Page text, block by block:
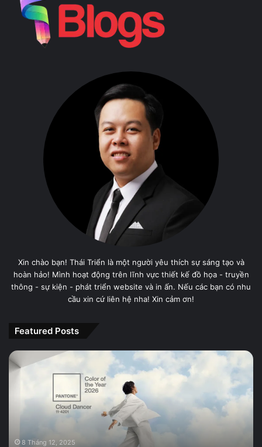
Xin chào bạn! Thái Triển là một người yêu thích sự sáng tạo và
hoàn hảo! Mình hoạt động trên lĩnh vực thiết kế đồ họa - truyền
thông - sự kiện - phát triển website và in ấn. Nếu các bạn có nhu
cầu xin cứ liên hệ nha! Xin cảm ơn!
Featured Posts
PANTONE
11-
Màu
của 8 Tháng 12, 2025